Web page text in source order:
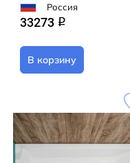
Россия
33273 q
В корзину